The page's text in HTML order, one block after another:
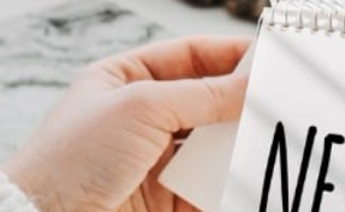
Happyness & Opmerkelijk
Lifestyle, Sport &
Duurzaamheid
Gadgets & Tech
Top 5 van Valerie
Health & Beauty
Contact